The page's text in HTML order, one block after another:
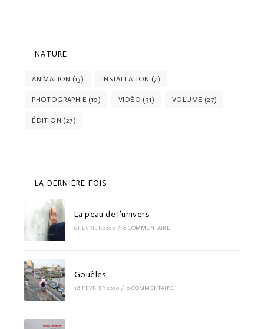
NATURE
ANIMATION (13) INSTALLATION (7)
PHOTOGRAPHIE (10) VIDÉO (31) VOLUME (27)
ÉDITION (27)
LA DERNIÈRE FOIS
La peau de l’univers
6 FÉVRIER 2020 / 0 COMMENTAIRE
Gouèles
18 FÉVRIER 2020 / 0 COMMENTAIRE